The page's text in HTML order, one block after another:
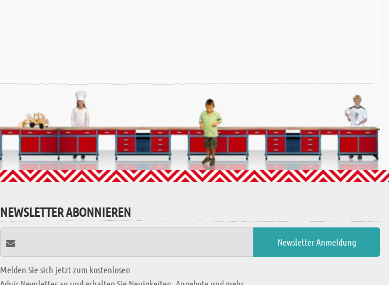
NEWSLETTER ABONNIEREN
Melden Sie sich jetzt zum kostenlosen